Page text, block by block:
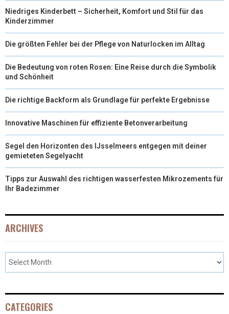
Niedriges Kinderbett – Sicherheit, Komfort und Stil für das
Kinderzimmer
Die größten Fehler bei der Pflege von Naturlocken im Alltag
Die Bedeutung von roten Rosen: Eine Reise durch die Symbolik
und Schönheit
Die richtige Backform als Grundlage für perfekte Ergebnisse
Innovative Maschinen für effiziente Betonverarbeitung
Segel den Horizonten des IJsselmeers entgegen mit deiner
gemieteten Segelyacht
Tipps zur Auswahl des richtigen wasserfesten Mikrozements für
Ihr Badezimmer
ARCHIVES
CATEGORIES